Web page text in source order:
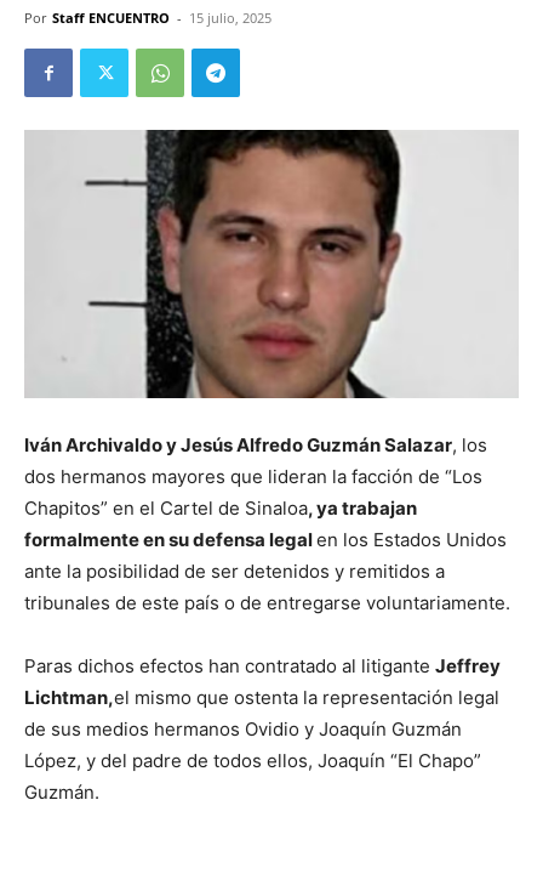
Por Staff ENCUENTRO - 15 julio, 2025
Iván Archivaldo y Jesús Alfredo Guzmán Salazar, los
dos hermanos mayores que lideran la facción de “Los
Chapitos” en el Cartel de Sinaloa, ya trabajan
formalmente en su defensa legalen los Estados Unidos
ante la posibilidad de ser detenidos y remitidos a
tribunales de este país o de entregarse voluntariamente.
Paras dichos efectos han contratado al litigante Jeffrey
Lichtman,el mismo que ostenta la representación legal
de sus medios hermanos Ovidio y Joaquín Guzmán
López, y del padre de todos ellos, Joaquín “El Chapo”
Guzmán.